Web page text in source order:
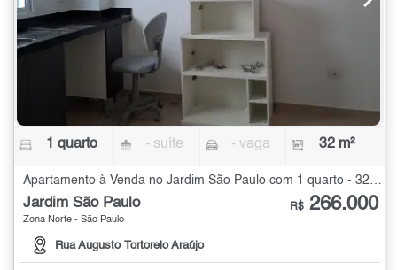
1 quarto - suíte - vaga 32 m²
Jardim São Paulo
Zona Norte - São Paulo
Rua Augusto Tortorelo Araújo
R$ 266.000